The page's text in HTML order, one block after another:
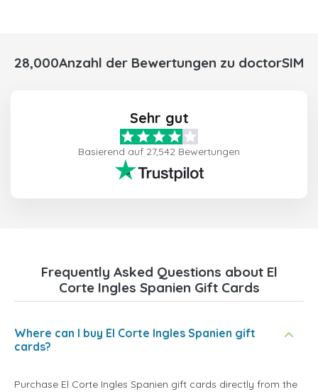
28,000Anzahl der Bewertungen zu doctorSIM
Sehr gut
Basierend auf 27,542 Bewertungen
Frequently Asked Questions about El
Corte Ingles Spanien Gift Cards
Where can I buy El Corte Ingles Spanien gift
cards?
Purchase El Corte Ingles Spanien gift cards directly from the